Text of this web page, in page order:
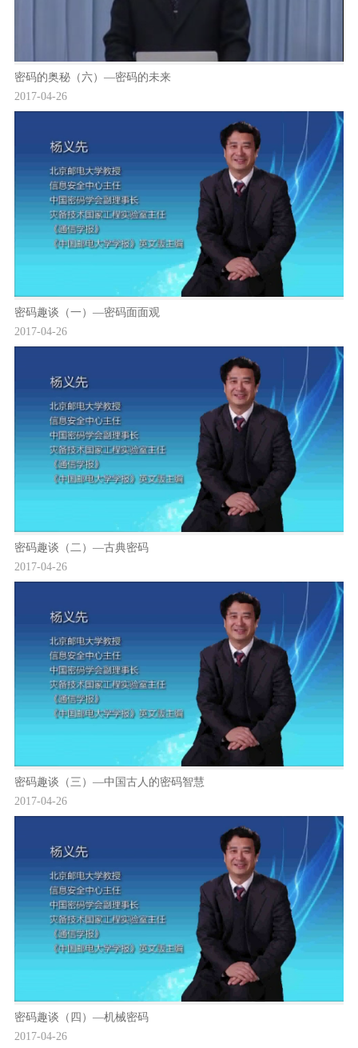
密码的奥秘（六）—密码的未来
2017-04-26
密码趣谈（一）—密码面面观
2017-04-26
密码趣谈（二）—古典密码
2017-04-26
密码趣谈（三）—中国古人的密码智慧
2017-04-26
密码趣谈（四）—机械密码
2017-04-26